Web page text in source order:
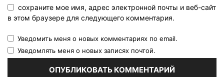
сохраните мое имя, адрес электронной почты и веб-сайт
в этом браузере для следующего комментария.
Уведомить меня о новых комментариях по email.
Уведомлять меня о новых записях почтой.